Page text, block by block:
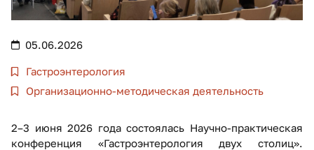
05.06.2026
Гастроэнтерология
Организационно-методическая деятельность
2–3 июня 2026 года состоялась Научно-практическая
конференция «Гастроэнтерология двух столиц».